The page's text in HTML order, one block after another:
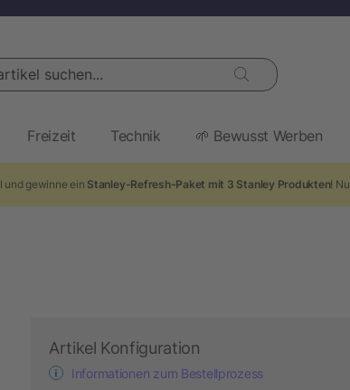
Freizeit Technik 🌱 Bewusst Werben
gewinne ein Stanley-Refresh-Paket mit 3 Stanley Produkten!
Artikel Konfiguration
Informationen zum Bestellprozess